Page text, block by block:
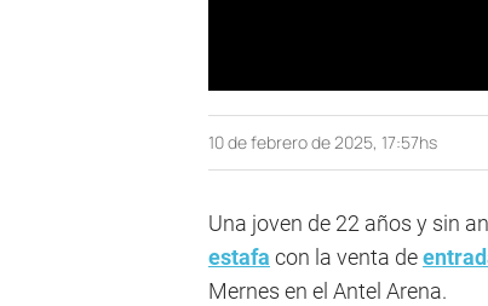
10 de febrero de 2025, 17:57hs
Una joven de 22 años y sin
estafa con la venta de
Mernes en el Antel Arena.